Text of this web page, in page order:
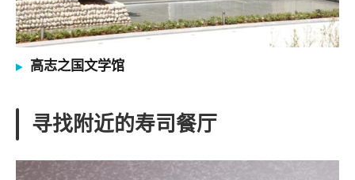
高志之国文学馆
寻找附近的寿司餐厅